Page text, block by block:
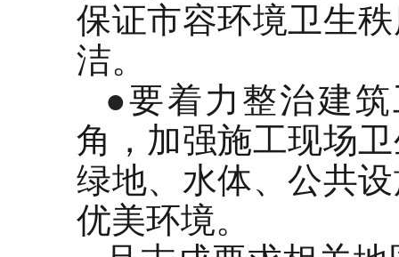
保证市容环境卫生
洁。
●要着力整治建
角，加强施工现场
绿地、水体、公共
优美环境。